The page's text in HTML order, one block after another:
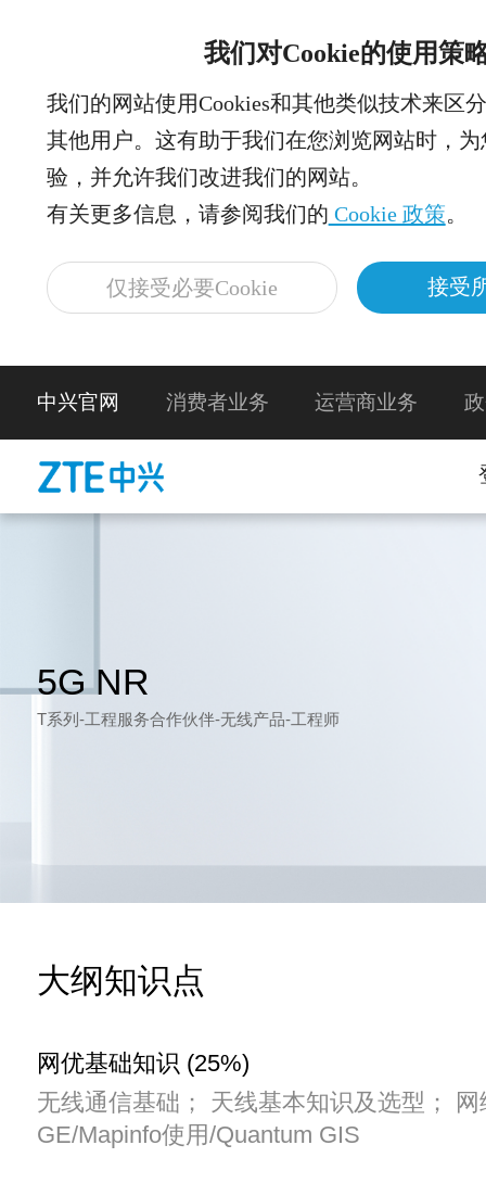
我们对Cookie的使用策
我们的网站使用Cookies和其他类似技术来区
其他用户。这有助于我们在您浏览网站时，
验，并允许我们改进我们的网站。
有关更多信息，请参阅我们的 Cookie 政策。
仅接受必要Cookie 接受
中兴官网 消费者业务 运营商业务
5G NR
T系列-工程服务合作伙伴-无线产品-工程师
大纲知识点
网优基础知识 (25%)
无线通信基础； 天线基本知识及选型；
GE/Mapinfo使用/Quantum GIS